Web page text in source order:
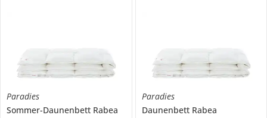
Paradies
Sommer-Daunenbett Rabea
Paradies
Daunenbett Rabea